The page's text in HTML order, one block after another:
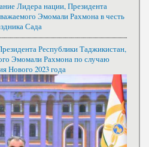
Лидера нации, Президента
Эмомали Рахмона в честь
Сада
Республики Таджикистан,
Эмомали Рахмона по случаю
Нового 2023 года